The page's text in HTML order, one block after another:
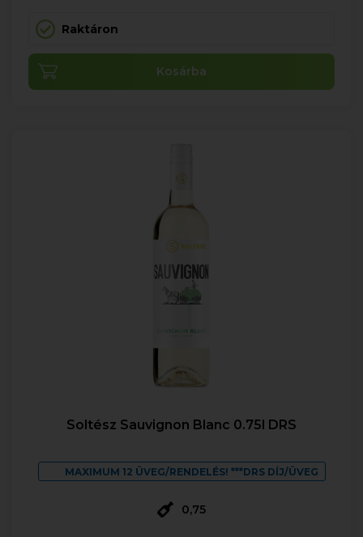
Raktáron
Kosárba
Soltész Sauvignon Blanc 0.75l DRS
MAXIMUM 12 ÜVEG/RENDELÉS! ***DRS DÍJ/ÜVEG
0,75